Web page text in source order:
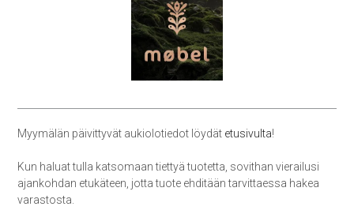
Myymälän päivittyvät aukiolotiedot löydät etusivulta!
Kun haluat tulla katsomaan tiettyä tuotetta, sovithan vierailusi
ajankohdan etukäteen, jotta tuote ehditään tarvittaessa hakea
varastosta.